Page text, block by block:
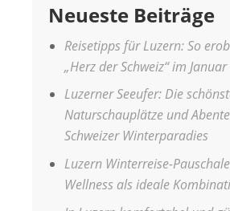
Neueste Beiträge
Reisetipps für Luzern: So
„Herz der Schweiz“ im Januar
Luzerner Seeufer: Die
Naturschauplätze und
Schweizer Winterparadies
Luzern Winterreise-
Wellness als ideale